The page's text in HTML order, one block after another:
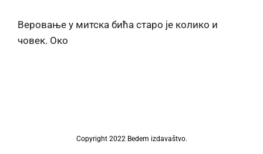
Веровање у митска бића старо је колико и
човек. Око
Copyright 2022 Bedem izdavaštvo.